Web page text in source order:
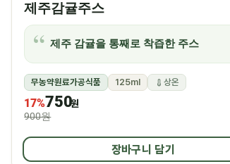
제주감귤주스
제주 감귤을 통째로 착즙한 주스
무농약원료가공식품 125ml 상온
17%750원
900원
장바구니 담기